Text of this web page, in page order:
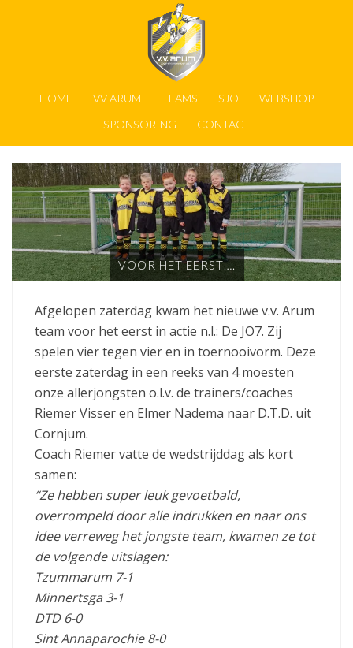
HOME VV ARUM TEAMS SJO
WEBSHOP
SPONSORING
CONTACT
VOOR HET EERST….
Afgelopen zaterdag kwam het nieuwe v.v. Arum
team voor het eerst in actie n.l.: De JO7. Zij
spelen vier tegen vier en in toernooivorm. Deze
eerste zaterdag in een reeks van 4 moesten
onze allerjongsten o.l.v. de trainers/coaches
Riemer Visser en Elmer Nadema naar D.T.D. uit
Cornjum.
Coach Riemer vatte de wedstrijddag als kort
samen:
“Ze hebben super leuk gevoetbald,
overrompeld door alle indrukken en naar ons
idee verreweg het jongste team, kwamen ze tot
de volgende uitslagen:
Tzummarum 7-1
Minnertsga 3-1
DTD 6-0
Sint Annaparochie 8-0